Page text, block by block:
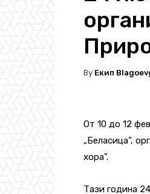
By Екип
От 10 до 12
„Беласица”,
хора”.
Тази година